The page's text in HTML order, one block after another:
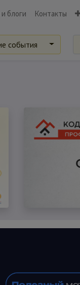
блоги Контакты
события